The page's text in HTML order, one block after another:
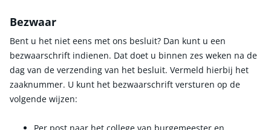
Bezwaar
Bent u het niet eens met ons besluit? Dan kunt u een
bezwaarschrift indienen. Dat doet u binnen zes weken na de
dag van de verzending van het besluit. Vermeld hierbij het
zaaknummer. U kunt het bezwaarschrift versturen op de
volgende wijzen: